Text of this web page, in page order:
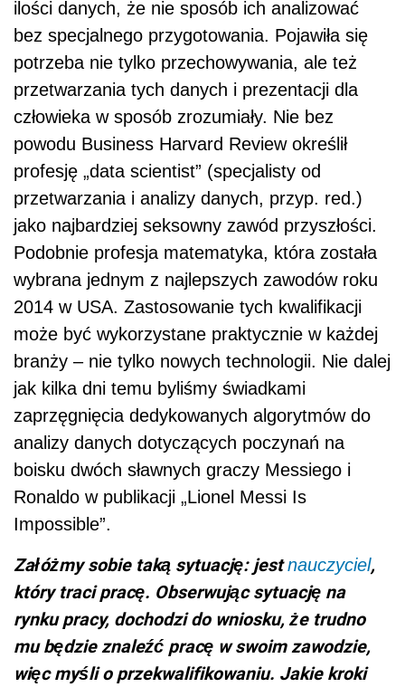
ilości danych, że nie sposób ich analizować
bez specjalnego przygotowania. Pojawiła się
potrzeba nie tylko przechowywania, ale też
przetwarzania tych danych i prezentacji dla
człowieka w sposób zrozumiały. Nie bez
powodu Business Harvard Review określił
profesję „data scientist” (specjalisty od
przetwarzania i analizy danych, przyp. red.)
jako najbardziej seksowny zawód przyszłości.
Podobnie profesja matematyka, która została
wybrana jednym z najlepszych zawodów roku
2014 w USA. Zastosowanie tych kwalifikacji
może być wykorzystane praktycznie w każdej
branży – nie tylko nowych technologii. Nie dalej
jak kilka dni temu byliśmy świadkami
zaprzęgnięcia dedykowanych algorytmów do
analizy danych dotyczących poczynań na
boisku dwóch sławnych graczy Messiego i
Ronaldo w publikacji „Lionel Messi Is
Impossible”.
Załóżmy sobie taką sytuację: jestnauczyciel,
który traci pracę. Obserwując sytuację na
rynku pracy, dochodzi do wniosku, że trudno
mu będzie znaleźć pracę w swoim zawodzie,
więc myśli o przekwalifikowaniu. Jakie kroki